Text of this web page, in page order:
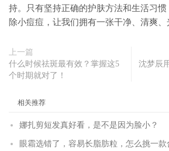
持。只有坚持正确的护肤方法和生活习
除小痘痘，让我们拥有一张干净、清爽、
上一篇
什么时候祛斑最有效？掌握这5
个时期就对了！
沈梦辰
相关推荐
娜扎剪短发真好看，是不是因为脸小？
眼霜选错了，容易长脂肪粒，怎么挑一款